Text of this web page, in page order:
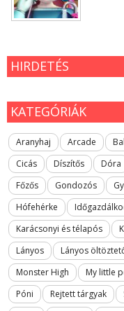
HIRDETÉS
KATEGÓRIÁK
Aranyhaj Arcade
Cicás
Díszítős Dóra
Főzős
Gondozós
Hófehérke
Karácsonyi és télapós
Lányos
Lányos
Monster High
My little
Póni
Rejtett tárgyak